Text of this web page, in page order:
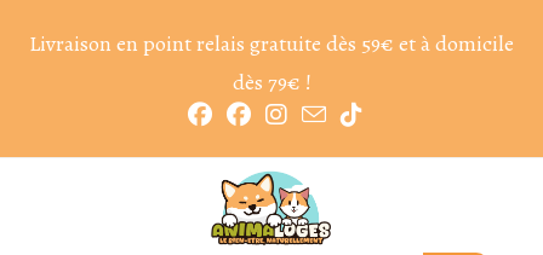
Livraison en point relais gratuite dès 59€ et à domicile
dès 79€ !